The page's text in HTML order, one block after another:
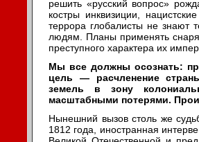
решить «русский вопрос»
костры инквизиции,
террора глобалисты не знают
людям. Планы применять
преступного характера их
Мы все должны осознать:
цель — расчленение
земель в зону
масштабными потерями.
Нынешний вызов столь же
1812 года, иностранная